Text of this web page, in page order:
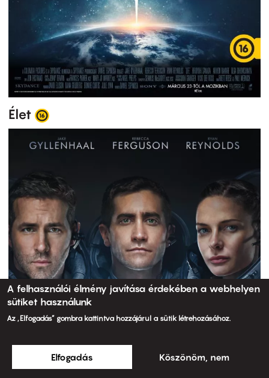
Élet
A felhasználói élmény javítása érdekében a webhelyen
sütiket használunk
Az „Elfogadás” gombra kattintva hozzájárul a sütik létrehozásához.
Elfogadás Köszönöm, nem